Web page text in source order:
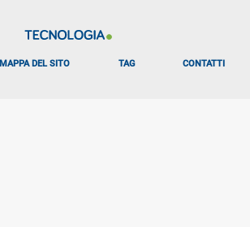
MAPPA DEL SITO TAG CONTATTI